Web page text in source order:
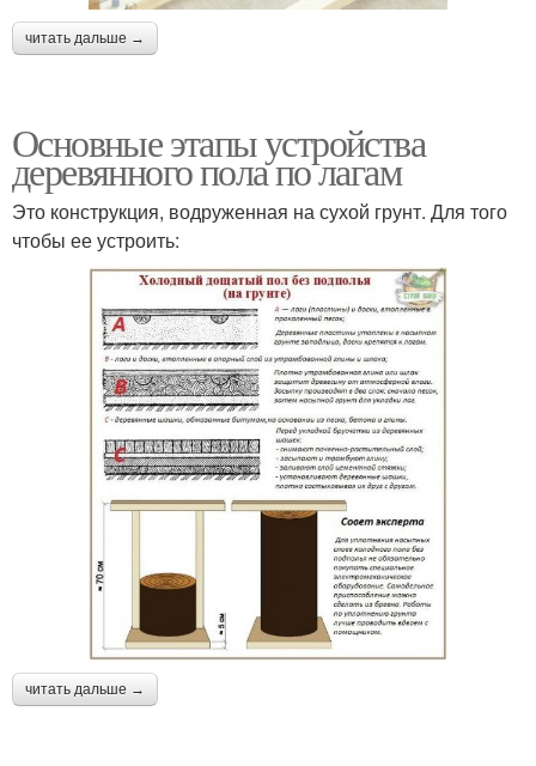
читать дальше →
Основные этапы устройства
деревянного пола по лагам
Это конструкция, водруженная на сухой грунт. Для того
чтобы ее устроить:
читать дальше →